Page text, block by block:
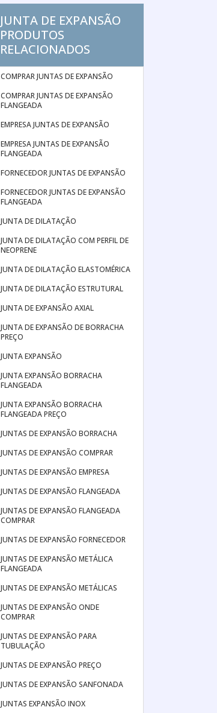
JUNTA DE EXPANSÃO
PRODUTOS
RELACIONADOS
COMPRAR JUNTAS DE EXPANSÃO
COMPRAR JUNTAS DE EXPANSÃO
FLANGEADA
EMPRESA JUNTAS DE EXPANSÃO
EMPRESA JUNTAS DE EXPANSÃO
FLANGEADA
FORNECEDOR JUNTAS DE EXPANSÃO
FORNECEDOR JUNTAS DE EXPANSÃO
FLANGEADA
JUNTA DE DILATAÇÃO
JUNTA DE DILATAÇÃO COM PERFIL DE
NEOPRENE
JUNTA DE DILATAÇÃO ELASTOMÉRICA
JUNTA DE DILATAÇÃO ESTRUTURAL
JUNTA DE EXPANSÃO AXIAL
JUNTA DE EXPANSÃO DE BORRACHA
PREÇO
JUNTA EXPANSÃO
JUNTA EXPANSÃO BORRACHA
FLANGEADA
JUNTA EXPANSÃO BORRACHA
FLANGEADA PREÇO
JUNTAS DE EXPANSÃO BORRACHA
JUNTAS DE EXPANSÃO COMPRAR
JUNTAS DE EXPANSÃO EMPRESA
JUNTAS DE EXPANSÃO FLANGEADA
JUNTAS DE EXPANSÃO FLANGEADA
COMPRAR
JUNTAS DE EXPANSÃO FORNECEDOR
JUNTAS DE EXPANSÃO METÁLICA
FLANGEADA
JUNTAS DE EXPANSÃO METÁLICAS
JUNTAS DE EXPANSÃO ONDE
COMPRAR
JUNTAS DE EXPANSÃO PARA
TUBULAÇÃO
JUNTAS DE EXPANSÃO PREÇO
JUNTAS DE EXPANSÃO SANFONADA
JUNTAS EXPANSÃO INOX